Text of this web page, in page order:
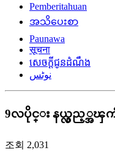
Pemberitahuan
အသိပေးစာ
Paunawa
सूचना
សេចក្តីជូនដំណឹង
نوٹس
9လပိုင္း နယ္လွည့္အၾ
조회 2,031